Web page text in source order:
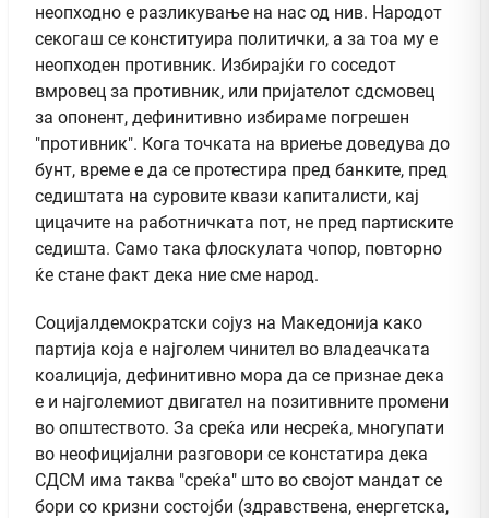
неопходно е разликување на нас од нив. Народот
секогаш се конституира политички, а за тоа му е
неопходен противник. Избирајќи го соседот
вмровец за противник, или пријателот сдсмовец
за опонент, дефинитивно избираме погрешен
"противник". Кога точката на вриење доведува до
бунт, време е да се протестира пред банките, пред
седиштата на суровите квази капиталисти, кај
цицачите на работничката пот, не пред партиските
седишта. Само така флоскулата чопор, повторно
ќе стане факт дека ние сме народ.
Социјалдемократски сојуз на Македонија како
партија која е најголем чинител во владеачката
коалиција, дефинитивно мора да се признае дека
е и најголемиот двигател на позитивните промени
во општеството. За среќа или несреќа, многупати
во неофицијални разговори се констатира дека
СДСМ има таква "среќа" што во својот мандат се
бори со кризни состојби (здравствена, енергетска,